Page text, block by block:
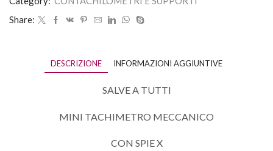
Share:
DESCRIZIONE INFORMAZIONI AGGIUNTIVE
SALVE A TUTTI
MINI TACHIMETRO MECCANICO
CON SPIE X